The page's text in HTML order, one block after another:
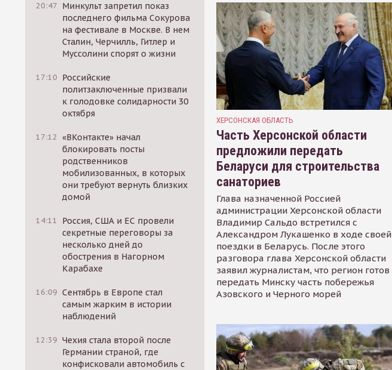
20:47 Минкульт запретил показ
последнего фильма Сокурова
на фестивале в Москве. В нем
Сталин, Черчилль, Гитлер и
Муссолини спорят о жизни
17:10 Российские
политзаключенные призвали
к голодовке солидарности 30
октября
17:12 «ВКонтакте» начал
блокировать посты
родственников
мобилизованных, в которых
они требуют вернуть близких
домой
14:11
Россия, США и ЕС провели
секретные переговоры за
несколько дней до
обострения в Нагорном
Карабахе
16:09 Сентябрь в Европе стал
самым жарким в истории
наблюдений
12:39 Чехия стала второй после
Германии страной, где
конфисковали автомобиль с
ХЕРСОНСКАЯ ОБЛАСТЬ
Часть Херсонской области
предложили передать
Беларуси для строительства
санаториев
Глава назначенной Россией
администрации Херсонской области
Владимир Сальдо встретился с
Александром Лукашенко в ходе своей
поездки в Беларусь. После этого
разговора глава Херсонской области
заявил журналистам, что регион готов
передать Минску часть побережья
Азовского и Черного морей